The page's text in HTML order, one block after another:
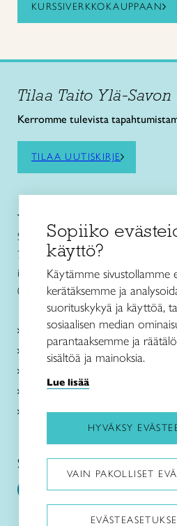
KURSSIVERKKOKAUPPAAN
Tilaa Taito Ylä-
Kerromme tulevista
TILAA UUTISKIRJE
Taito Ylä-Savo ry
Savonkatu 38
74100 Iisalmi
info@taitoylasavo.fi
0214766−3
Käsityökurssit
Taitokeskus Villa Vaihde
AnnaQ ryijyjen tarina
Tietoa meistä
Seuraa meitä somessa:
Sopiiko
käyttö?
Käytämme sivustollamme
kerätäksemme ja
suorituskykyä ja käyttöä,
sosiaalisen median
parantaaksemme ja
sisältöä ja mainoksia.
Lue lisää
HYVÄKSY
VAIN PAKOLLISET